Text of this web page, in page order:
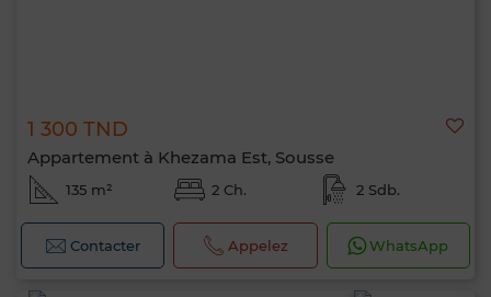
1 300 TND
Appartement à Khezama Est, Sousse
135 m² 2 Ch. 2 Sdb.
Contacter Appelez WhatsApp